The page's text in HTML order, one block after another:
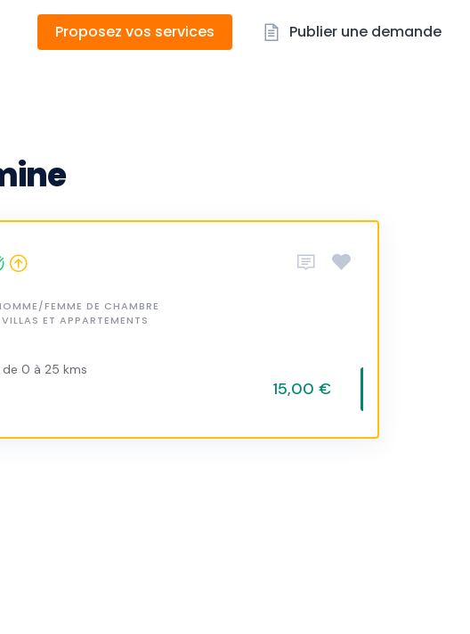
Proposez vos services Publier une demande
FEMME DE CHAMBRE
ET APPARTEMENTS
0 à 25 kms
15,00 €